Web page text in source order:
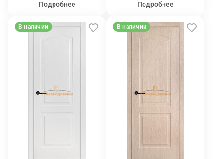
Подробнее
Подробнее
В наличии В наличии